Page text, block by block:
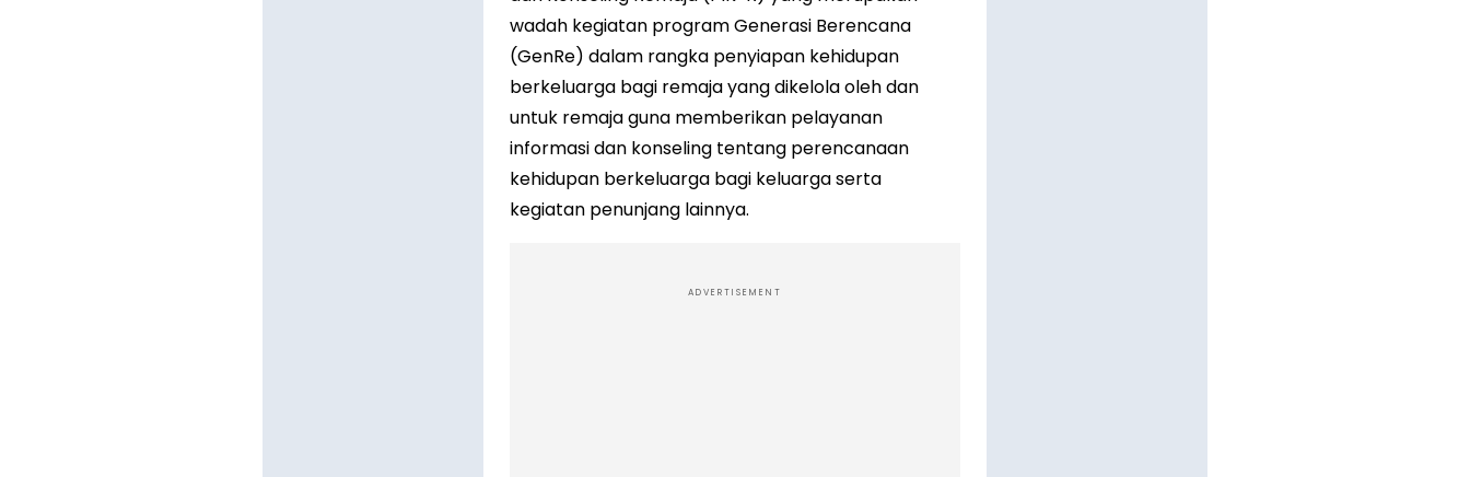
wadah kegiatan program Generasi Berencana
(GenRe) dalam rangka penyiapan kehidupan
berkeluarga bagi remaja yang dikelola oleh dan
untuk remaja guna memberikan pelayanan
informasi dan konseling tentang perencanaan
kehidupan berkeluarga bagi keluarga serta
kegiatan penunjang lainnya.
ADVERTISEMENT